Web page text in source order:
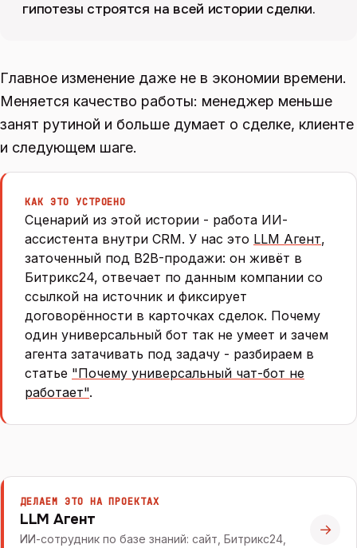
гипотезы строятся на всей истории сделки.
Главное изменение даже не в экономии времени.
Меняется качество работы: менеджер меньше
занят рутиной и больше думает о сделке, клиенте
и следующем шаге.
КАК ЭТО УСТРОЕНО
Сценарий из этой истории - работа ИИ-
ассистента внутри CRM. У нас это LLM Агент,
заточенный под B2B-продажи: он живёт в
Битрикс24, отвечает по данным компании со
ссылкой на источник и фиксирует
договорённости в карточках сделок. Почему
один универсальный бот так не умеет и зачем
агента затачивать под задачу - разбираем в
статье "Почему универсальный чат-бот не
работает".
ДЕЛАЕМ ЭТО НА ПРОЕКТАХ
LLM Агент
ИИ-сотрудник по базе знаний: сайт, Битрикс24,
→